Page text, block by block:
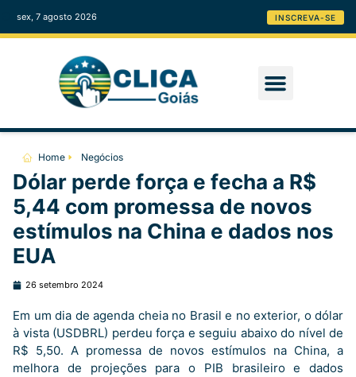
sex, 7 agosto 2026 INSCREVA-SE
Home Negócios
Dólar perde força e fecha a R$
5,44 com promessa de novos
estímulos na China e dados nos
EUA
26 setembro 2024
Em um dia de agenda cheia no Brasil e no exterior, o dólar
à vista (USDBRL) perdeu força e seguiu abaixo do nível de
R$ 5,50. A promessa de novos estímulos na China, a
melhora de projeções para o PIB brasileiro e dados